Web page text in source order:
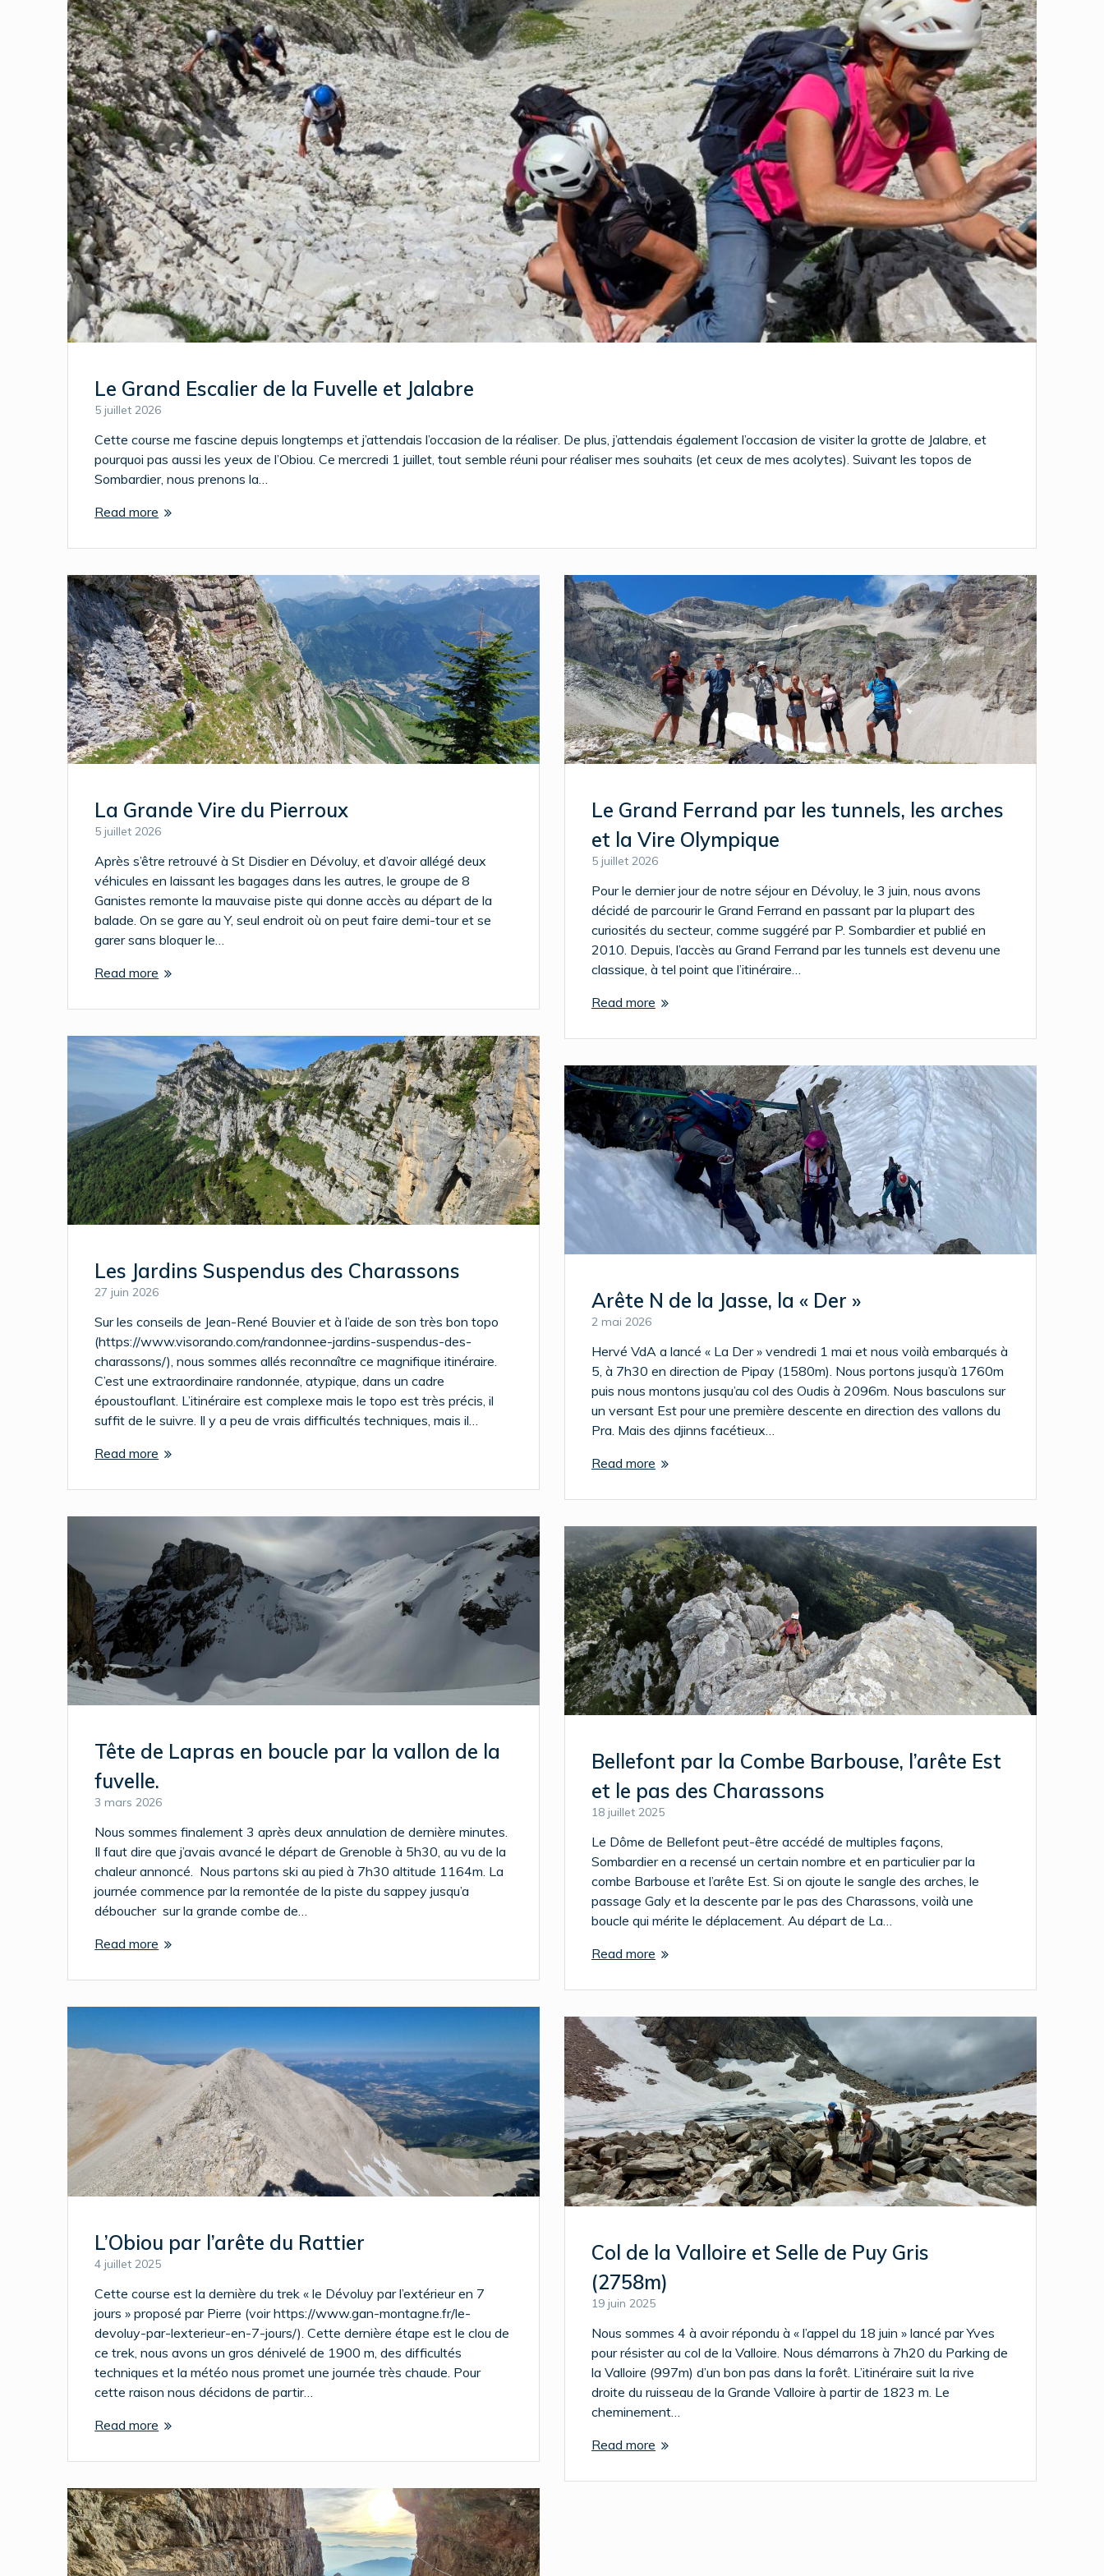
Le Grand Escalier de la Fuvelle et Jalabre
5 juillet 2026
Cette course me fascine depuis longtemps et j’attendais l’occasion de la réaliser. De plus, j’attendais également l’occasion de visiter la grotte de Jalabre, et
pourquoi pas aussi les yeux de l’Obiou. Ce mercredi 1 juillet, tout semble réuni pour réaliser mes souhaits (et ceux de mes acolytes). Suivant les topos de
Sombardier, nous prenons la…
Read more
La Grande Vire du Pierroux
5 juillet 2026
Après s’être retrouvé à St Disdier en Dévoluy, et d’avoir allégé deux
véhicules en laissant les bagages dans les autres, le groupe de 8
Ganistes remonte la mauvaise piste qui donne accès au départ de la
balade. On se gare au Y, seul endroit où on peut faire demi-tour et se
garer sans bloquer le…
Read more
Le Grand Ferrand par les tunnels, les arches
et la Vire Olympique
5 juillet 2026
Pour le dernier jour de notre séjour en Dévoluy, le 3 juin, nous avons
décidé de parcourir le Grand Ferrand en passant par la plupart des
curiosités du secteur, comme suggéré par P. Sombardier et publié en
2010. Depuis, l’accès au Grand Ferrand par les tunnels est devenu une
classique, à tel point que l’itinéraire…
Read more
Les Jardins Suspendus des Charassons
27 juin 2026
Sur les conseils de Jean-René Bouvier et à l’aide de son très bon topo
(https://www.visorando.com/randonnee-jardins-suspendus-des-
charassons/), nous sommes allés reconnaître ce magnifique itinéraire.
C’est une extraordinaire randonnée, atypique, dans un cadre
époustouflant. L’itinéraire est complexe mais le topo est très précis, il
suffit de le suivre. Il y a peu de vrais difficultés techniques, mais il…
Read more
Arête N de la Jasse, la « Der »
2 mai 2026
Hervé VdA a lancé « La Der » vendredi 1 mai et nous voilà embarqués à
5, à 7h30 en direction de Pipay (1580m). Nous portons jusqu’à 1760m
puis nous montons jusqu’au col des Oudis à 2096m. Nous basculons sur
un versant Est pour une première descente en direction des vallons du
Pra. Mais des djinns facétieux…
Read more
Tête de Lapras en boucle par la vallon de la
fuvelle.
3 mars 2026
Nous sommes finalement 3 après deux annulation de dernière minutes.
Il faut dire que j’avais avancé le départ de Grenoble à 5h30, au vu de la
chaleur annoncé. Nous partons ski au pied à 7h30 altitude 1164m. La
journée commence par la remontée de la piste du sappey jusqu’a
déboucher sur la grande combe de…
Read more
Bellefont par la Combe Barbouse, l’arête Est
et le pas des Charassons
18 juillet 2025
Le Dôme de Bellefont peut-être accédé de multiples façons,
Sombardier en a recensé un certain nombre et en particulier par la
combe Barbouse et l’arête Est. Si on ajoute le sangle des arches, le
passage Galy et la descente par le pas des Charassons, voilà une
boucle qui mérite le déplacement. Au départ de La…
Read more
L’Obiou par l’arête du Rattier
4 juillet 2025
Cette course est la dernière du trek « le Dévoluy par l’extérieur en 7
jours » proposé par Pierre (voir https://www.gan-montagne.fr/le-
devoluy-par-lexterieur-en-7-jours/). Cette dernière étape est le clou de
ce trek, nous avons un gros dénivelé de 1900 m, des difficultés
techniques et la météo nous promet une journée très chaude. Pour
cette raison nous décidons de partir…
Read more
Col de la Valloire et Selle de Puy Gris
(2758m)
19 juin 2025
Nous sommes 4 à avoir répondu à « l’appel du 18 juin » lancé par Yves
pour résister au col de la Valloire. Nous démarrons à 7h20 du Parking de
la Valloire (997m) d’un bon pas dans la forêt. L’itinéraire suit la rive
droite du ruisseau de la Grande Valloire à partir de 1823 m. Le
cheminement…
Read more